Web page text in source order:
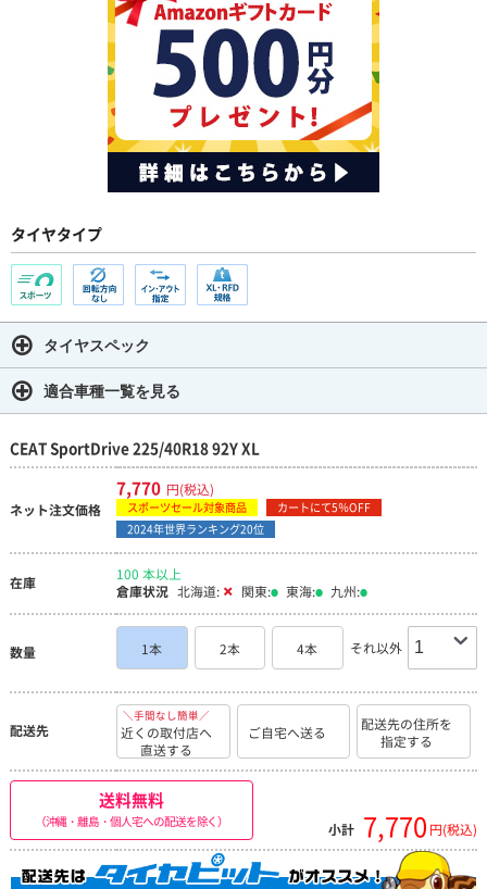
タイヤタイプ
タイヤスペック
適合車種一覧を見る
CEAT SportDrive 225/40R18 92Y XL
ネット注文価格
7,770 円(税込)
スポーツセール対象商品
カートにて5％OFF
2024年世界ランキング20位
在庫
100 本以上
倉庫状況 北海道: 関東: 東海: 九州:
数量 1本 2本 4本 それ以外
配送先
＼手間なし簡単／
近くの取付店へ
直送する
ご自宅へ送る
配送先の住所を
指定する
送料無料
（沖縄・離島・個人宅への配送を除く） 小計 7,770 円(税込)